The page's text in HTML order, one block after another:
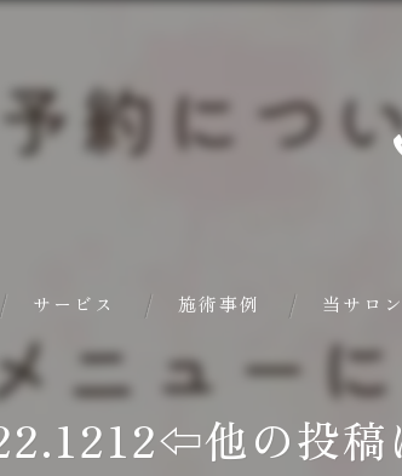
サービス 施術事例 当サロ
バザルト
ヘッドスパ
他の投稿